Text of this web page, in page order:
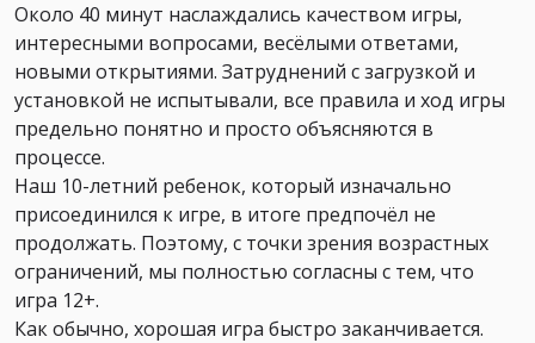
Около 40 минут наслаждались качеством игры,
интересными вопросами, весёлыми ответами,
новыми открытиями. Затруднений с загрузкой и
установкой не испытывали, все правила и ход игры
предельно понятно и просто объясняются в
процессе.
Наш 10-летний ребенок, который изначально
присоединился к игре, в итоге предпочёл не
продолжать. Поэтому, с точки зрения возрастных
ограничений, мы полностью согласны с тем, что
игра 12+.
Как обычно, хорошая игра быстро заканчивается.